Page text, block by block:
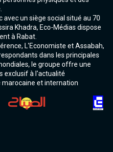
avec un siège social situé au 70
Khadra, Eco-Médias dispose
à Rabat.
L'Economiste et Assabah,
dans les principales
le groupe offre une
exclusif à l'actualité
et internation